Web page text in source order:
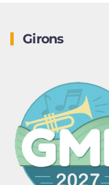
Girons